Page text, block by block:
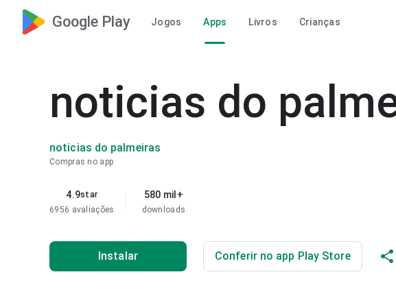
Google Play Jogos Apps Livros Crianças
noticias do
noticias do palmeiras
Compras no app
4.9star
6956 avaliações
580 mil+
downloads
Instalar Conferir no app Play Store